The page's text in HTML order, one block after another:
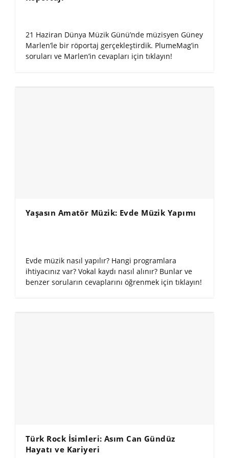
21 Haziran Dünya Müzik Günü’nde müzisyen Güney
Marlen’le bir röportaj gerçekleştirdik. PlumeMag’in
soruları ve Marlen’in cevapları için tıklayın!
Yaşasın Amatör Müzik: Evde Müzik Yapımı
Evde müzik nasıl yapılır? Hangi programlara
ihtiyacınız var? Vokal kaydı nasıl alınır? Bunlar ve
benzer soruların cevaplarını öğrenmek için tıklayın!
Türk Rock İsimleri: Asım Can Gündüz
Hayatı ve Kariyeri